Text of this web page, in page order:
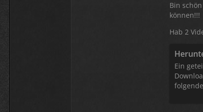
Bin
können!!!
Hab 2
Ein